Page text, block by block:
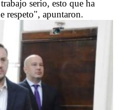
serio, esto que ha
respeto", apuntaron.